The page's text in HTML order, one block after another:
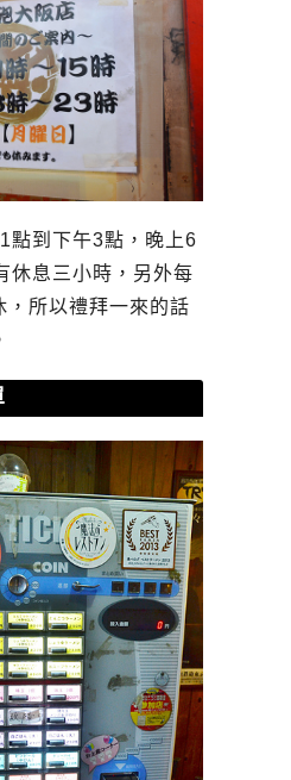
點到下午3點，晚上6
休息三小時，另外每
，所以禮拜一來的話